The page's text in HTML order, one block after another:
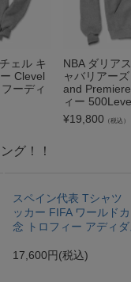
ェル キ
Clevel
ーディ
NBA ダリア
ャバリアー
and
ィー
¥19,800 （税込）
グ！！
スペイン代表 Tシャツ
ッカー FIFA ワールド
念 トロフィー アディ
17,600円 (税込)